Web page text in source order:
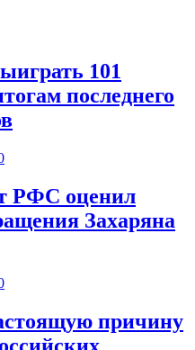
101
последнего
РФС оценил
Захаряна
причину